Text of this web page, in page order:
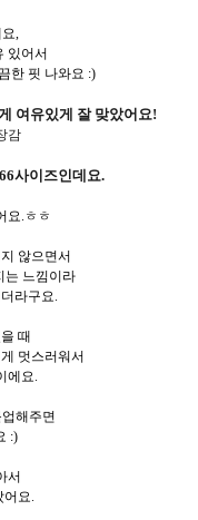
,
있어서
한 핏 나와요 :)
여유있게 잘 맞았어요!
감
사이즈인데요.
요.ㅎㅎ
않으면서
는 느낌이라
라구요.
때
멋스러워서
에요.
해주면
:)
서
요.